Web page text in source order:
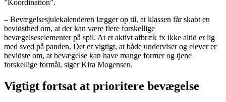
”Koordination”.
– Bevægelsesjulekalenderen lægger op til, at klassen får skabt en
bevidsthed om, at der kan være flere forskellige
bevægelseselementer på spil. At et aktivt afbræk fx ikke altid er lig
med sved på panden. Det er vigtigt, at både underviser og elever er
bevidste om, at bevægelse kan have mange former og tjene
forskellige formål, siger Kira Mogensen.
Vigtigt fortsat at prioritere bevægelse